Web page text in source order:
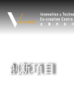
創新項目